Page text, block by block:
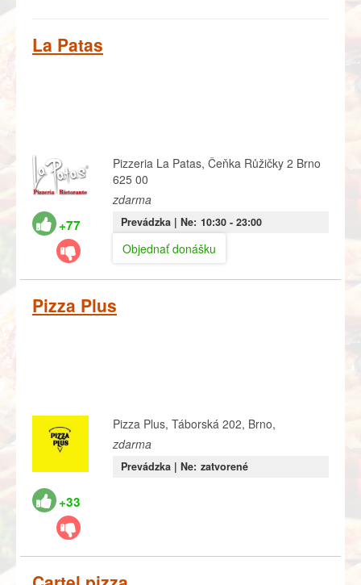
La Patas
+77
Pizzeria La Patas, Čeňka Růžičky 2 Brno
625 00
zdarma
Prevádzka | Ne: 10:30- 23:00
Objednať donášku
Pizza Plus
+33
Pizza Plus, Táborská 202, Brno,
zdarma
Prevádzka | Ne: zatvorené